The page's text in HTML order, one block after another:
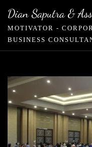
Dian Saputra &
MOTIVATOR -
BUSINESS